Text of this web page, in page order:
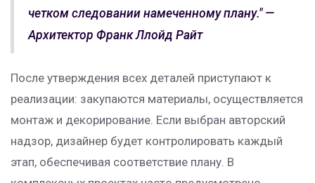
четком следовании намеченному плану." —
Архитектор Франк Ллойд Райт
После утверждения всех деталей приступают к
реализации: закупаются материалы, осуществляется
монтаж и декорирование. Если выбран авторский
надзор, дизайнер будет контролировать каждый
этап, обеспечивая соответствие плану. В